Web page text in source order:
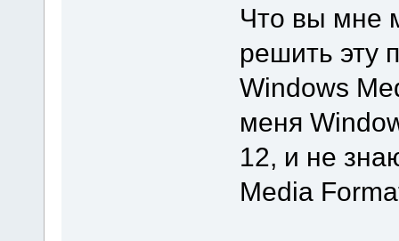
Что вы мне
решить эту
Windows
меня
12, и не
Media